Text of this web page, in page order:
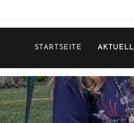
STARTSEITE AKTUELL